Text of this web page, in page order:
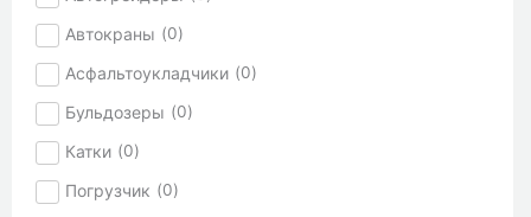
Автокраны (0)
Асфальтоукладчики (0)
Бульдозеры (0)
Катки (0)
Погрузчик (0)